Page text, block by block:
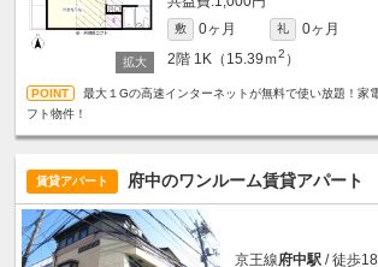
敷 0ヶ月 礼
0ヶ月
2階 1K（15.39ｍ2 ）
最大１Gの高速インターネットが無料で使い放題！家
フト物件！
賃貸アパート 府中のワンルーム賃貸アパート
京王線府中駅 / 徒歩